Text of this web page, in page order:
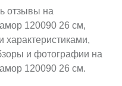
отзывы на
120090 26 см,
характеристиками,
и фотографии на
120090 26 см.